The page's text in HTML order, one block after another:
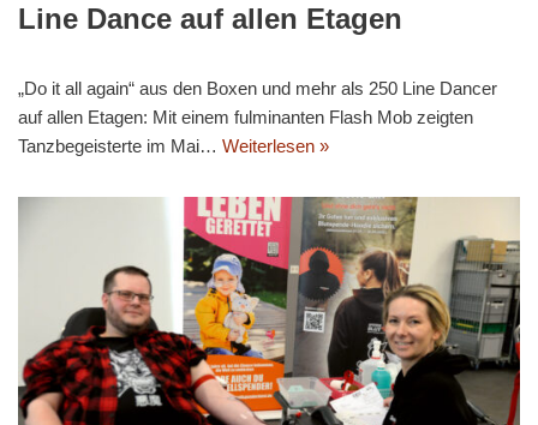
Line Dance auf allen Etagen
„Do it all again“ aus den Boxen und mehr als 250 Line Dancer
auf allen Etagen: Mit einem fulminanten Flash Mob zeigten
Tanzbegeisterte im Mai… Weiterlesen »